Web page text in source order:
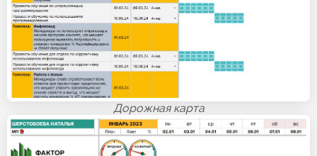
Дорожная карта